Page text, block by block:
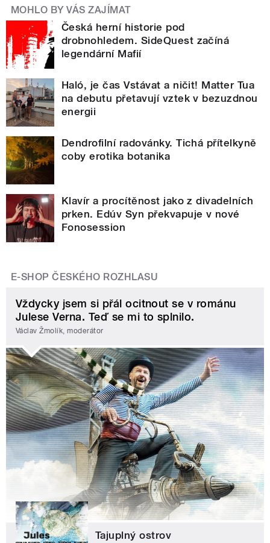
MOHLO BY VÁS ZAJÍMAT
Česká herní historie pod
drobnohledem. SideQuest začíná
legendární Mafií
Haló, je čas Vstávat a ničit! Matter Tua
na debutu přetavují vztek v bezuzdnou
energii
Dendrofilní radovánky. Tichá přítelkyně
coby erotika botanika
Klavír a procítěnost jako z divadelních
prken. Edúv Syn překvapuje v nové
Fonosession
E-SHOP ČESKÉHO ROZHLASU
Vždycky jsem si přál ocitnout se v románu
Julese Verna. Teď se mi to splnilo.
Václav Žmolík, moderátor
Tajuplný ostrov